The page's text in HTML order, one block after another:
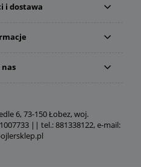
i dostawa
nas
6, 73-150 Łobez, woj.
|| tel.: 881338122, e-mail: